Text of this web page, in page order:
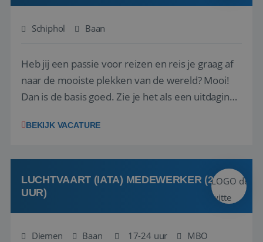
Schiphol Baan
Heb jij een passie voor reizen en reis je graag af
naar de mooiste plekken van de wereld? Mooi!
Dan is de basis goed. Zie je het als een uitdaging
het samenstellen en boeken van de perfecte
deze onderdelen zijn nu samen gevoegd...
BEKIJK VACATURE
LUCHTVAART (IATA) MEDEWERKER (24-32
UUR)
Diemen Baan 17-24 uur MBO